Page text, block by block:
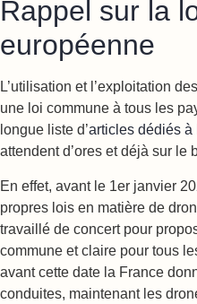
Rappel sur la
européenne
L’utilisation et l’exploitation
une loi commune à tous les
longue liste d’articles dédiés
attendent d’ores et déjà sur le
En effet, avant le 1er janvier
propres lois en matière de
travaillé de concert pour
commune et claire pour tous
avant cette date la France
conduites, maintenant les